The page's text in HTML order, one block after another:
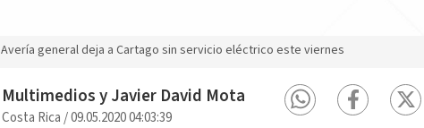
Avería general deja a Cartago sin servicio eléctrico este viernes
Multimedios y Javier David Mota
Costa Rica /09.05.2020 04:03:39